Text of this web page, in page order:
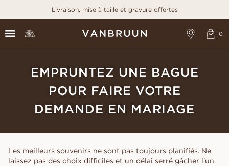
Livraison, mise à taille et gravure offertes
EMPRUNTEZ UNE BAGUE
POUR FAIRE VOTRE
DEMANDE EN MARIAGE
Les meilleurs souvenirs ne sont pas toujours planifiés. Ne
laissez pas des choix difficiles et un délai serré gâcher l'un